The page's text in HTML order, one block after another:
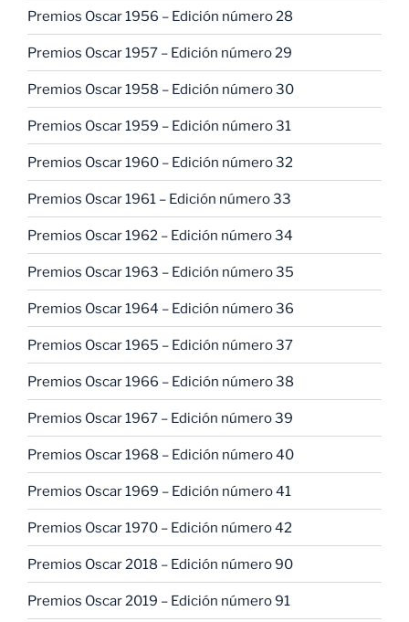
Premios Oscar 1956 – Edición número 28
Premios Oscar 1957 – Edición número 29
Premios Oscar 1958 – Edición número 30
Premios Oscar 1959 – Edición número 31
Premios Oscar 1960 – Edición número 32
Premios Oscar 1961 – Edición número 33
Premios Oscar 1962 – Edición número 34
Premios Oscar 1963 – Edición número 35
Premios Oscar 1964 – Edición número 36
Premios Oscar 1965 – Edición número 37
Premios Oscar 1966 – Edición número 38
Premios Oscar 1967 – Edición número 39
Premios Oscar 1968 – Edición número 40
Premios Oscar 1969 – Edición número 41
Premios Oscar 1970 – Edición número 42
Premios Oscar 2018 – Edición número 90
Premios Oscar 2019 – Edición número 91